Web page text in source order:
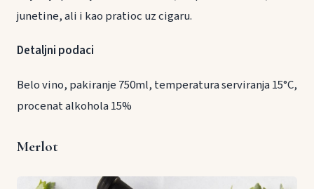
junetine, ali i kao pratioc uz cigaru.
Detaljni podaci
Belo vino, pakiranje 750ml, temperatura serviranja 15°C,
procenat alkohola 15%
Merlot